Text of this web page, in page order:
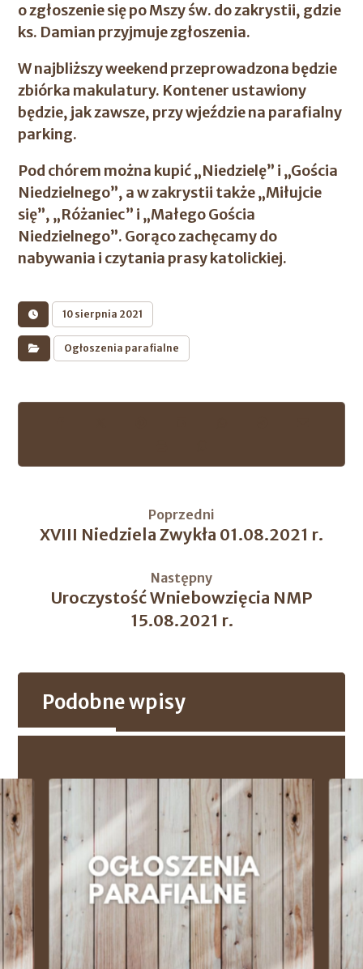
o zgłoszenie się po Mszy św. do zakrystii, gdzie
ks. Damian przyjmuje zgłoszenia.
W najbliższy weekend przeprowadzona będzie
zbiórka makulatury. Kontener ustawiony
będzie, jak zawsze, przy wjeździe na parafialny
parking.
Pod chórem można kupić „Niedzielę” i „Gościa
Niedzielnego”, a w zakrystii także „Miłujcie
się”, „Różaniec” i „Małego Gościa
Niedzielnego”. Gorąco zachęcamy do
nabywania i czytania prasy katolickiej.
10 sierpnia 2021
Ogłoszenia parafialne
Poprzedni
XVIII Niedziela Zwykła 01.08.2021 r.
Następny
Uroczystość Wniebowzięcia NMP
15.08.2021 r.
Podobne wpisy